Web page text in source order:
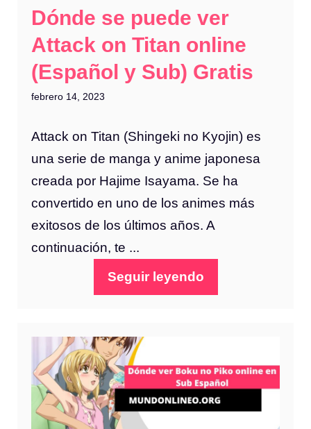
Dónde se puede ver
Attack on Titan online
(Español y Sub) Gratis
febrero 14, 2023
Attack on Titan (Shingeki no Kyojin) es
una serie de manga y anime japonesa
creada por Hajime Isayama. Se ha
convertido en uno de los animes más
exitosos de los últimos años. A
continuación, te ...
Seguir leyendo